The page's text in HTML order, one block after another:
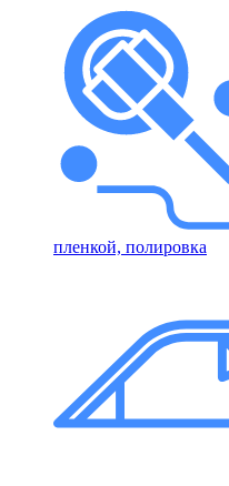
пленкой, полировка